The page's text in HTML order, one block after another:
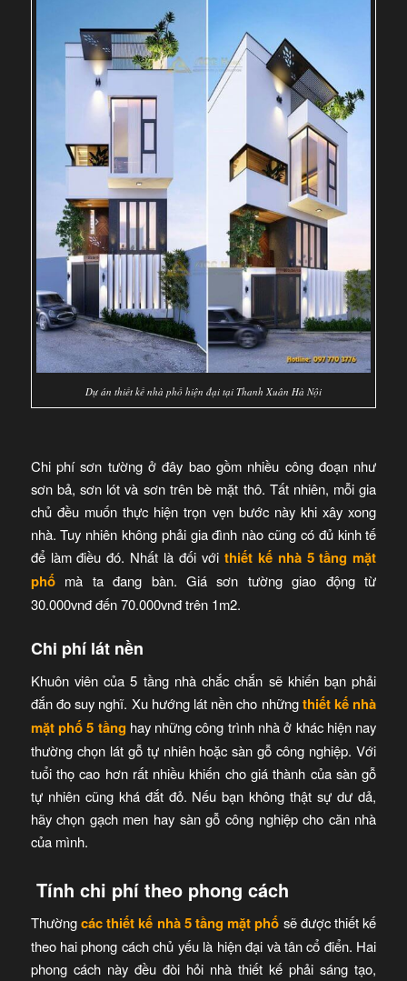
Dự án thiết kế nhà phố hiện đại tại Thanh Xuân Hà Nội
Chi phí sơn tường ở đây bao gồm nhiều công đoạn như
sơn bả, sơn lót và sơn trên bè mặt thô. Tất nhiên, mỗi gia
chủ đều muốn thực hiện trọn vẹn bước này khi xây xong
nhà. Tuy nhiên không phải gia đình nào cũng có đủ kinh tế
để làm điều đó. Nhất là đối với thiết kế nhà 5 tầng mặt
phốmà ta đang bàn. Giá sơn tường giao động từ
30.000vnđ đến 70.000vnđ trên 1m2.
Chi phí lát nền
Khuôn viên của 5 tầng nhà chắc chắn sẽ khiến bạn phải
đắn đo suy nghĩ. Xu hướng lát nền cho nhữngthiết kế nhà
mặt phố 5 tầng hay những công trình nhà ở khác hiện nay
thường chọn lát gỗ tự nhiên hoặc sàn gỗ công nghiệp. Với
tuổi thọ cao hơn rất nhiều khiến cho giá thành của sàn gỗ
tự nhiên cũng khá đắt đỏ. Nếu bạn không thật sự dư dả,
hãy chọn gạch men hay sàn gỗ công nghiệp cho căn nhà
của mình.
Tính chi phí theo phong cách
Thườngcác thiết kế nhà 5 tầng mặt phố sẽ được thiết kế
theo hai phong cách chủ yếu là hiện đại và tân cổ điển. Hai
phong cách này đều đòi hỏi nhà thiết kế phải sáng tạo,